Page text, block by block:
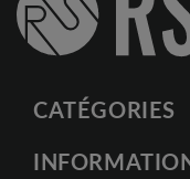
CATÉGORIES